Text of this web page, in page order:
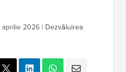
aprilie 2026 | Dezvăluirea